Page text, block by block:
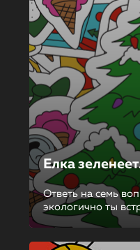
Елка
Ответь на семь
экологично ты